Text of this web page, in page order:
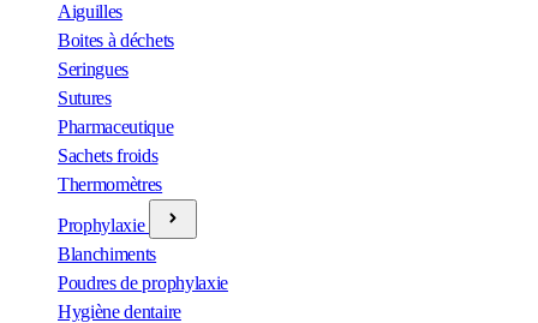
Aiguilles
Boites à déchets
Seringues
Sutures
Pharmaceutique
Sachets froids
Thermomètres
Prophylaxie
Blanchiments
Poudres de prophylaxie
Hygiène dentaire